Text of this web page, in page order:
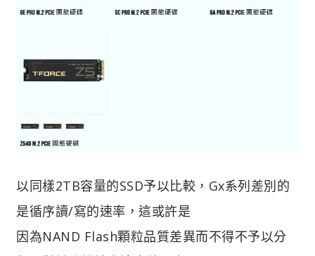
以同樣2TB容量的SSD予以比較，Gx系列差別的
是循序讀/寫的速率，這或許是
因為NAND Flash顆粒品質差異而不得不予以分